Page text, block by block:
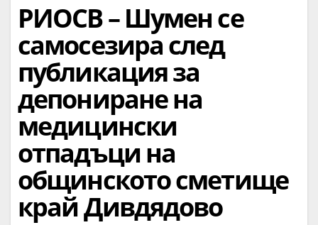
РИОСВ – Шумен се
самосезира след
публикация за
депониране на
медицински
отпадъци на
общинското сметище
край Дивдядово